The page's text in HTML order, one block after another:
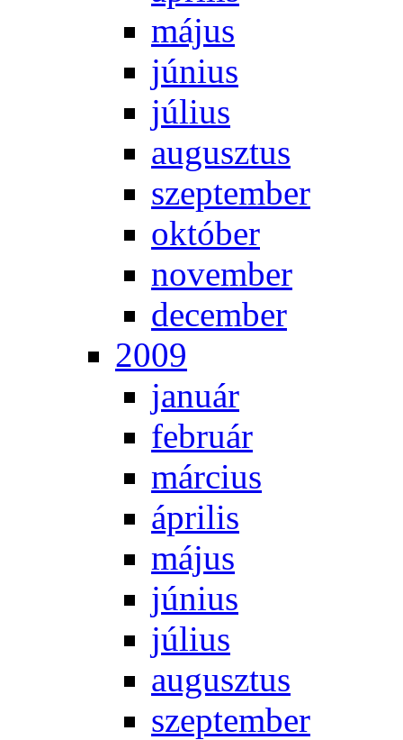
má­jus
jú­ni­us
jú­li­us
au­gusz­tus
szep­tem­ber
ok­tó­ber
no­vem­ber
de­cem­ber
2009
ja­nu­ár
feb­ru­ár
már­ci­us
áp­ri­lis
má­jus
jú­ni­us
jú­li­us
au­gusz­tus
szep­tem­ber